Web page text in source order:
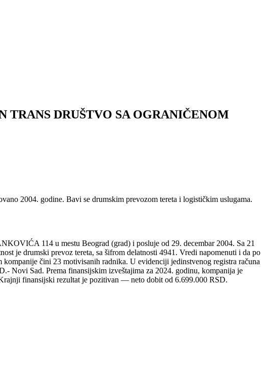
TRANS DRUŠTVO SA OGRANIČENOM
2004. godine. Bavi se drumskim prevozom tereta i logističkim uslugama.
114 u mestu Beograd (grad) i posluje od 29. decembar 2004. Sa 21
je drumski prevoz tereta, sa šifrom delatnosti 4941. Vredi napomenuti i da po
čini 23 motivisanih radnika. U evidenciji jedinstvenog registra računa
Novi Sad. Prema finansijskim izveštajima za 2024. godinu, kompanija je
finansijski rezultat je pozitivan — neto dobit od 6.699.000 RSD.